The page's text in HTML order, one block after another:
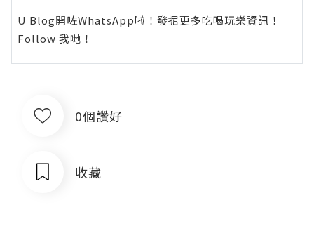
U Blog開咗WhatsApp啦！發掘更多吃喝玩樂資訊！
Follow 我哋 ！
0個讚好
收藏